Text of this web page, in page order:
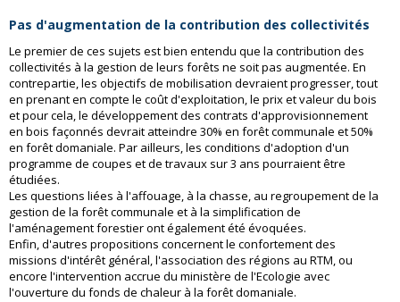
Pas d'augmentation de la contribution des collectivités
Le premier de ces sujets est bien entendu que la contribution des
collectivités à la gestion de leurs forêts ne soit pas augmentée. En
contrepartie, les objectifs de mobilisation devraient progresser, tout
en prenant en compte le coût d'exploitation, le prix et valeur du bois
et pour cela, le développement des contrats d'approvisionnement
en bois façonnés devrait atteindre 30% en forêt communale et 50%
en forêt domaniale. Par ailleurs, les conditions d'adoption d'un
programme de coupes et de travaux sur 3 ans pourraient être
étudiées.
Les questions liées à l'affouage, à la chasse, au regroupement de la
gestion de la forêt communale et à la simplification de
l'aménagement forestier ont également été évoquées.
Enfin, d'autres propositions concernent le confortement des
missions d'intérêt général, l'association des régions au RTM, ou
encore l'intervention accrue du ministère de l'Ecologie avec
l'ouverture du fonds de chaleur à la forêt domaniale.